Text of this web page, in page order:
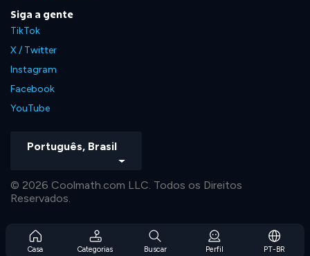
Casa Categorias Buscar Perfil PT-BR
Siga a gente
TikTok
X / Twitter
Instagram
Facebook
YouTube
Português, Brasil
© 2026 Coolmath.com LLC. Todos os Direitos
Reservados.